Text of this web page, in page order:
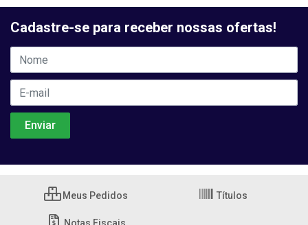
Cadastre-se para receber nossas ofertas!
Meus Pedidos Títulos